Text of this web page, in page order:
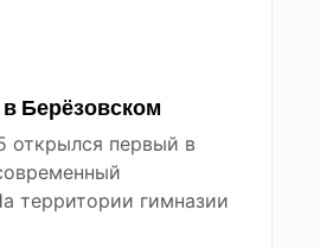
Берёзовском
открылся первый в
территории гимназии